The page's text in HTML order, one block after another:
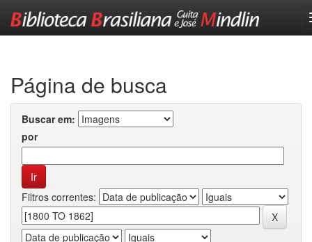
Página de busca
Buscar em:
por
Filtros correntes: